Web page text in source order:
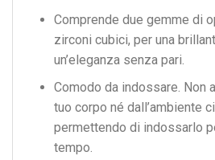
Comprende due gemme di
zirconi cubici, per una
un’eleganza senza pari.
Comodo da indossare. Non
tuo corpo né dall’ambiente
permettendo di indossarlo
tempo.